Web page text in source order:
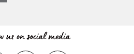
us on social media